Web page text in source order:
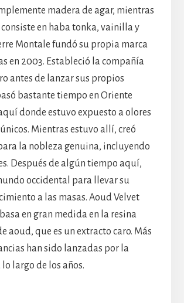
madera de agar, mientras
en haba tonka, vainilla y
Montale fundó su propia marca
en 2003. Estableció la compañía
antes de lanzar sus propios
bastante tiempo en Oriente
donde estuvo expuesto a olores
Mientras estuvo allí, creó
la nobleza genuina, incluyendo
Después de algún tiempo aquí,
occidental para llevar su
a las masas. Aoud Velvet
en gran medida en la resina
aoud, que es un extracto caro. Más
han sido lanzadas por la
largo de los años.